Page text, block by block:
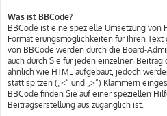
Was ist BBCode?
BBCode ist eine spezielle Umsetzung von
Formatierungsmöglichkeiten für Ihren
von BBCode werden durch die Board-
auch durch Sie für jeden einzelnen
ähnlich wie HTML aufgebaut, jedoch
statt spitzen („<“ und „>“) Klammern
BBCode finden Sie auf einer speziellen
Beitragserstellung aus zugänglich ist.